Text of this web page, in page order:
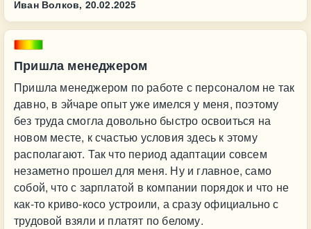
Иван Волков, 20.02.2025
Пришла менеджером
Пришла менеджером по работе с персоналом не так
давно, в эйчаре опыт уже имелся у меня, поэтому
без труда смогла довольно быстро освоиться на
новом месте, к счастью условия здесь к этому
располагают. Так что период адаптации совсем
незаметно прошел для меня. Ну и главное, само
собой, что с зарплатой в компании порядок и что не
как-то криво-косо устроили, а сразу официально с
трудовой взяли и платят по белому.